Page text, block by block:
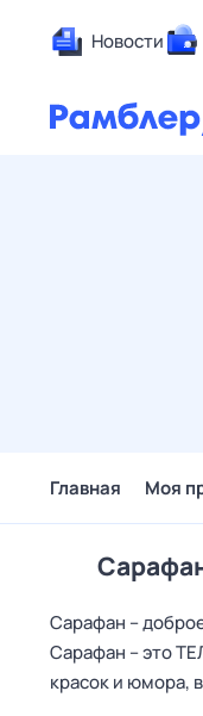
Новости
Главная Моя
Сарафан –
Сарафан – это
красок и юмора,